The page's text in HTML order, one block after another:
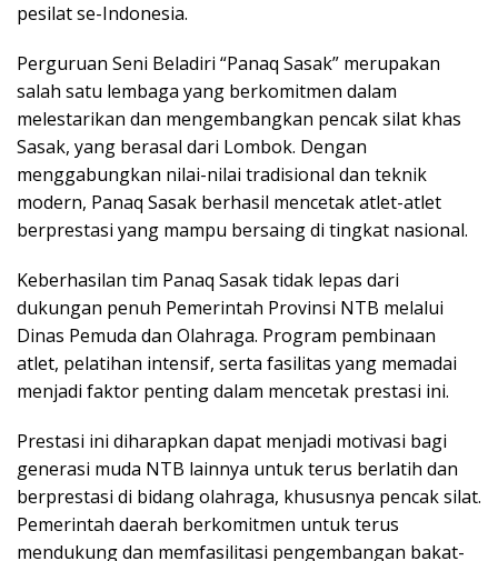
pesilat se-Indonesia.
Perguruan Seni Beladiri “Panaq Sasak” merupakan
salah satu lembaga yang berkomitmen dalam
melestarikan dan mengembangkan pencak silat khas
Sasak, yang berasal dari Lombok. Dengan
menggabungkan nilai-nilai tradisional dan teknik
modern, Panaq Sasak berhasil mencetak atlet-atlet
berprestasi yang mampu bersaing di tingkat nasional.
Keberhasilan tim Panaq Sasak tidak lepas dari
dukungan penuh Pemerintah Provinsi NTB melalui
Dinas Pemuda dan Olahraga. Program pembinaan
atlet, pelatihan intensif, serta fasilitas yang memadai
menjadi faktor penting dalam mencetak prestasi ini.
Prestasi ini diharapkan dapat menjadi motivasi bagi
generasi muda NTB lainnya untuk terus berlatih dan
berprestasi di bidang olahraga, khususnya pencak silat.
Pemerintah daerah berkomitmen untuk terus
mendukung dan memfasilitasi pengembangan bakat-